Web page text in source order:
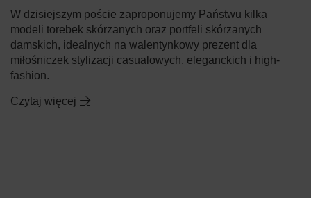
W dzisiejszym poście zaproponujemy Państwu kilka
modeli torebek skórzanych oraz portfeli skórzanych
damskich, idealnych na walentynkowy prezent dla
miłośniczek stylizacji casualowych, eleganckich i high-
fashion.
Czytaj więcej